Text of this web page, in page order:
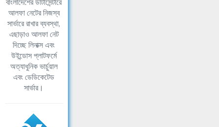
বাংলাদেশের ডাটাসেন্টারে
আলফা নেটের নিজস্ব
সার্ভারে রাখার ব্যবস্থা,
এছাড়াও আলফা নেট
দিচ্ছে লিনাক্স এবং
উইন্ডোস প্লাটফর্মে
অত্যাধুনিক ভার্চুয়াল
এবং ডেডিকেটেড
সার্ভার।